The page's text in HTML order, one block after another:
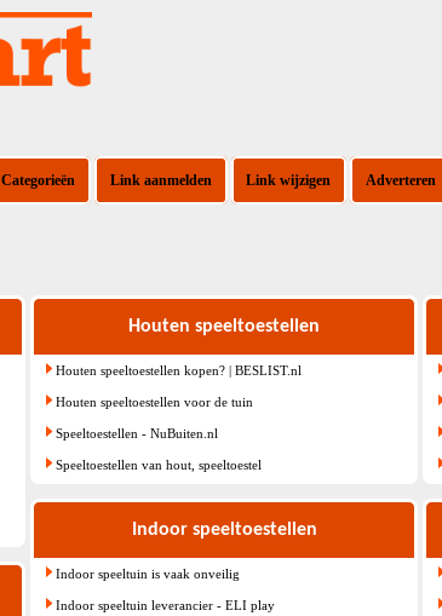
Categorieën Link aanmelden Link wijzigen Adverteren
Houten speeltoestellen
Houten speeltoestellen kopen? | BESLIST.nl
Houten speeltoestellen voor de tuin
Speeltoestellen - NuBuiten.nl
Speeltoestellen van hout, speeltoestel
Indoor speeltoestellen
Indoor speeltuin is vaak onveilig
Indoor speeltuin leverancier - ELI play